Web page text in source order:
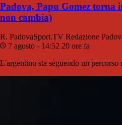
Padova, Papu Gomez torna
non cambia)
R. PadovaSport.TV Redazione
7 agosto - 14:52 20 ore fa
L'argentino sta seguendo un